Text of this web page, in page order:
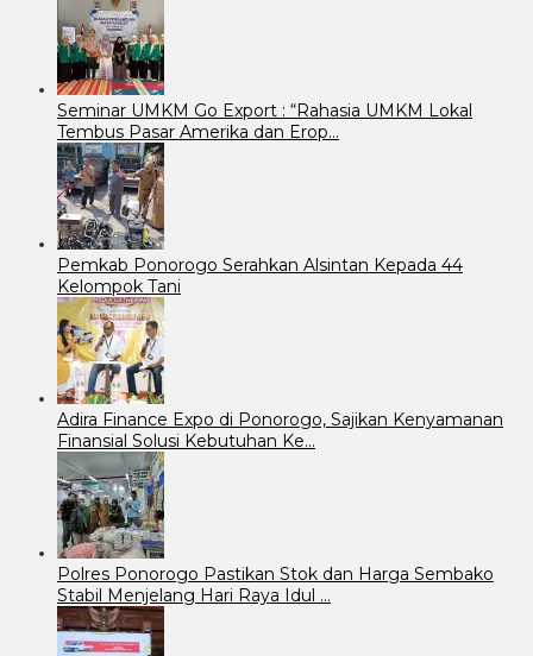
Seminar UMKM Go Export : “Rahasia UMKM Lokal
Tembus Pasar Amerika dan Erop…
Pemkab Ponorogo Serahkan Alsintan Kepada 44
Kelompok Tani
Adira Finance Expo di Ponorogo, Sajikan Kenyamanan
Finansial Solusi Kebutuhan Ke…
Polres Ponorogo Pastikan Stok dan Harga Sembako
Stabil Menjelang Hari Raya Idul …